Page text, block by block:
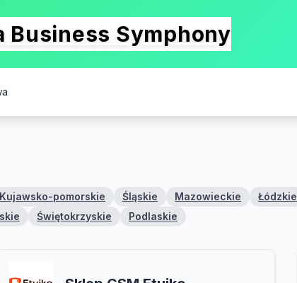
Business Symphony
Kujawsko-pomorskie Śląskie Mazowieckie Łódzkie
Świętokrzyskie Podlaskie